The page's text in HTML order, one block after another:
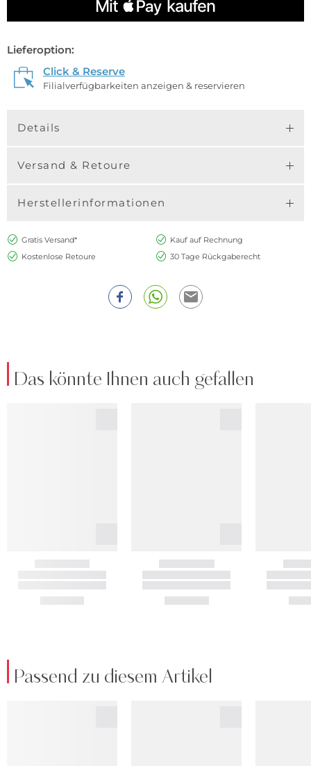
Lieferoption:
Click & Reserve
Filialverfügbarkeiten anzeigen & reservieren
Details
Versand & Retoure
Herstellerinformationen
Gratis Versand*
Kauf auf Rechnung
Kostenlose Retoure
30 Tage Rückgaberecht
Das könnte Ihnen auch gefallen
Passend zu diesem Artikel